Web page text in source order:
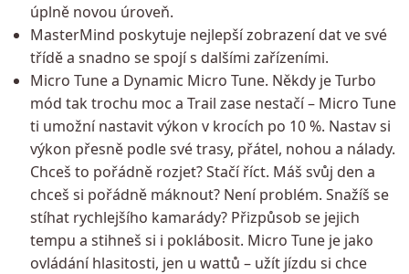
úplně novou úroveň.
MasterMind poskytuje nejlepší zobrazení dat ve své
třídě a snadno se spojí s dalšími zařízeními.
Micro Tune a Dynamic Micro Tune. Někdy je Turbo
mód tak trochu moc a Trail zase nestačí – Micro Tune
ti umožní nastavit výkon v krocích po 10 %. Nastav si
výkon přesně podle své trasy, přátel, nohou a nálady.
Chceš to pořádně rozjet? Stačí říct. Máš svůj den a
chceš si pořádně máknout? Není problém. Snažíš se
stíhat rychlejšího kamarády? Přizpůsob se jejich
tempu a stihneš si i poklábosit. Micro Tune je jako
ovládání hlasitosti, jen u wattů – užít jízdu si chce